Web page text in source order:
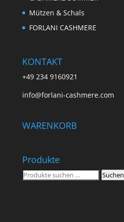
Mützen & Schals
FORLANI CASHMERE
KONTAKT
+49 234 9160921
info@forlani-cashmere.com
WARENKORB
Produkte
Suchen
Suchen